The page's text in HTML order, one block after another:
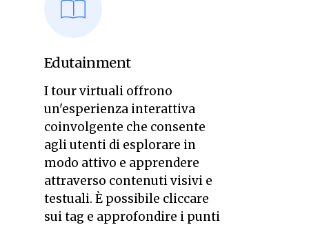
Edutainment
I tour virtuali offrono
un'esperienza interattiva
coinvolgente che consente
agli utenti di esplorare in
modo attivo e apprendere
attraverso contenuti visivi e
testuali. È possibile cliccare
sui tag e approfondire i punti